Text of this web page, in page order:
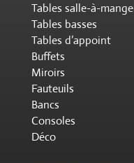
Tables salle-à-
Tables basses
Tables d’appoint
Buffets
Miroirs
Fauteuils
Bancs
Consoles
Déco